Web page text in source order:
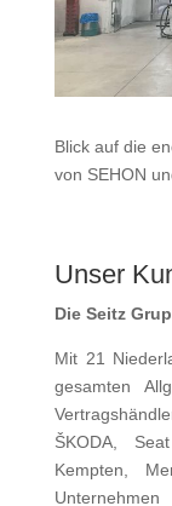
Blick auf die
von SEHON
Unser
Die Seitz
Mit 21
gesamten
ŠKODA,
Kempten,